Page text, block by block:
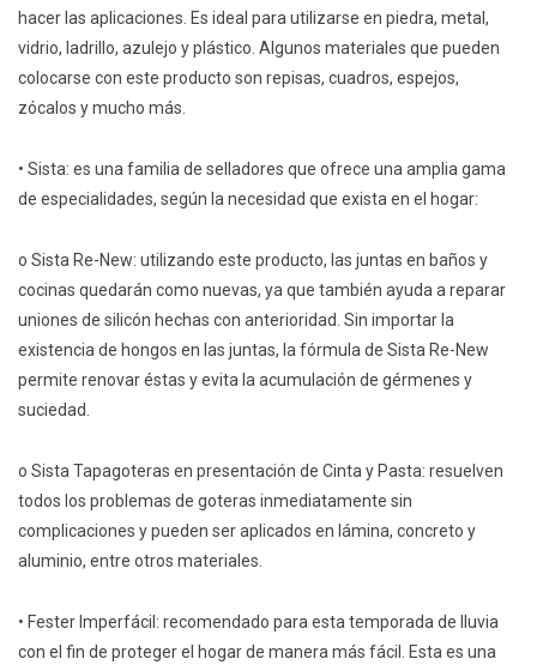
hacer las aplicaciones. Es ideal para utilizarse en piedra, metal,
vidrio, ladrillo, azulejo y plástico. Algunos materiales que pueden
colocarse con este producto son repisas, cuadros, espejos,
zócalos y mucho más.
• Sista: es una familia de selladores que ofrece una amplia gama
de especialidades, según la necesidad que exista en el hogar:
o Sista Re-New: utilizando este producto, las juntas en baños y
cocinas quedarán como nuevas, ya que también ayuda a reparar
uniones de silicón hechas con anterioridad. Sin importar la
existencia de hongos en las juntas, la fórmula de Sista Re-New
permite renovar éstas y evita la acumulación de gérmenes y
suciedad.
o Sista Tapagoteras en presentación de Cinta y Pasta: resuelven
todos los problemas de goteras inmediatamente sin
complicaciones y pueden ser aplicados en lámina, concreto y
aluminio, entre otros materiales.
• Fester Imperfácil: recomendado para esta temporada de lluvia
con el fin de proteger el hogar de manera más fácil. Esta es una